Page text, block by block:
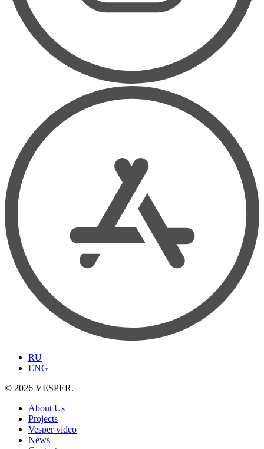
RU
ENG
© 2026 VESPER.
About Us
Projects
Vesper video
News